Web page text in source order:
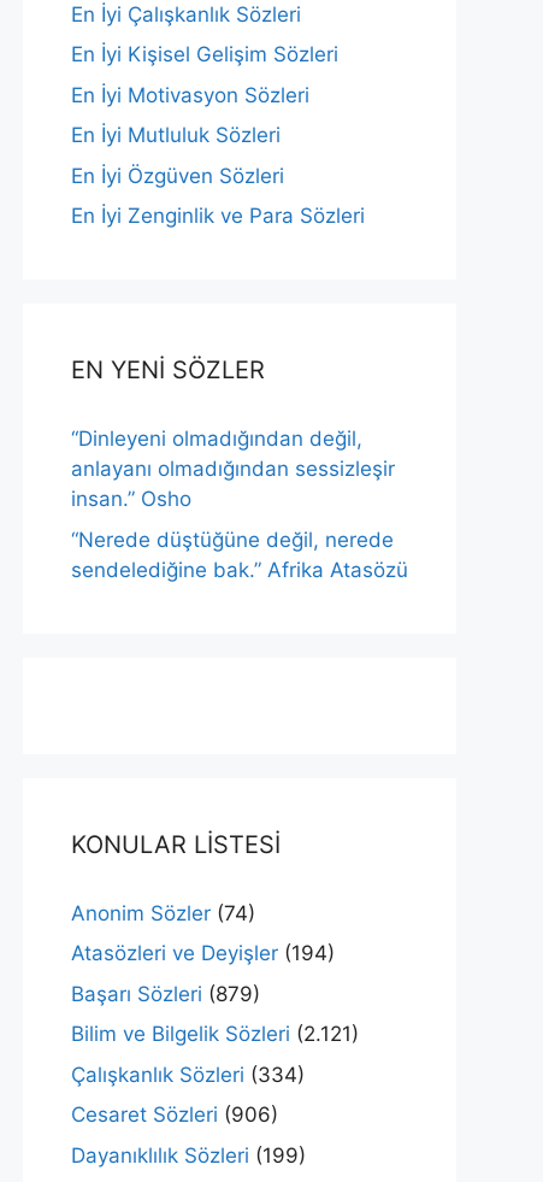
En İyi Çalışkanlık Sözleri
En İyi Kişisel Gelişim Sözleri
En İyi Motivasyon Sözleri
En İyi Mutluluk Sözleri
En İyi Özgüven Sözleri
En İyi Zenginlik ve Para Sözleri
EN YENİ SÖZLER
“Dinleyeni olmadığından değil,
anlayanı olmadığından sessizleşir
insan.” Osho
“Nerede düştüğüne değil, nerede
sendelediğine bak.” Afrika Atasözü
KONULAR LİSTESİ
Anonim Sözler (74)
Atasözleri ve Deyişler (194)
Başarı Sözleri (879)
Bilim ve Bilgelik Sözleri (2.121)
Çalışkanlık Sözleri (334)
Cesaret Sözleri (906)
Dayanıklılık Sözleri (199)